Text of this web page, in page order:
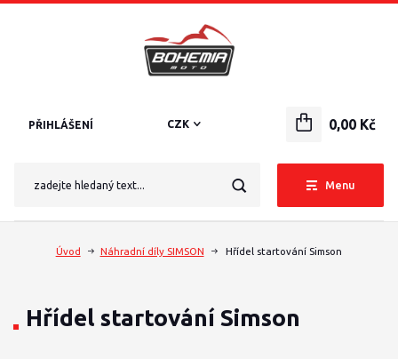
Menu
CZK
PŘIHLÁŠENÍ 0,00 Kč
Úvod Náhradní díly SIMSON Hřídel startování Simson
Hřídel startování Simson